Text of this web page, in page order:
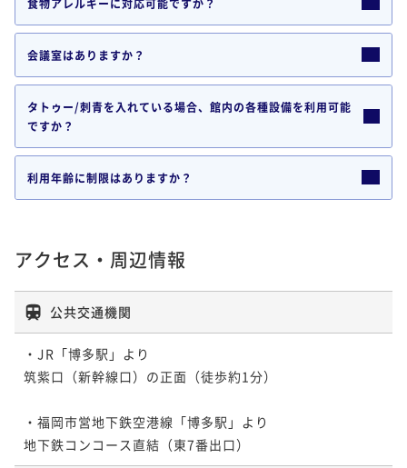
食物アレルギーに対応可能ですか？
会議室はありますか？
タトゥー/刺青を入れている場合、館内の各種設備を利用可能
ですか？
利用年齢に制限はありますか？
アクセス・周辺情報
公共交通機関
・JR「博多駅」より
筑紫口（新幹線口）の正面（徒歩約1分）
・福岡市営地下鉄空港線「博多駅」より
地下鉄コンコース直結（東7番出口）